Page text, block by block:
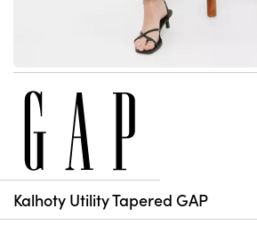
Kalhoty Utility Tapered GAP